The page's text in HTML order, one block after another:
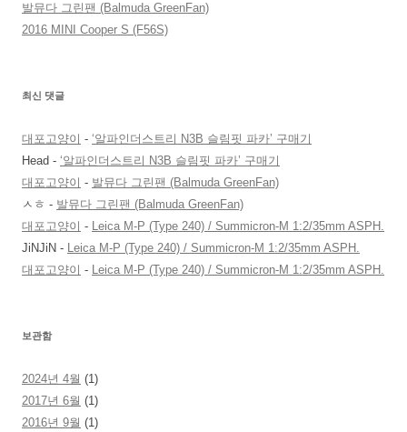
발뮤다 그린팬 (Balmuda GreenFan)
2016 MINI Cooper S (F56S)
최신 댓글
대포고양이 - ‘알파인더스트리 N3B 슬림핏 파카’ 구매기
Head - ‘알파인더스트리 N3B 슬림핏 파카’ 구매기
대포고양이 - 발뮤다 그린팬 (Balmuda GreenFan)
ㅅㅎ - 발뮤다 그린팬 (Balmuda GreenFan)
대포고양이 - Leica M-P (Type 240) / Summicron-M 1:2/35mm ASPH.
JiNJiN - Leica M-P (Type 240) / Summicron-M 1:2/35mm ASPH.
대포고양이 - Leica M-P (Type 240) / Summicron-M 1:2/35mm ASPH.
보관함
2024년 4월 (1)
2017년 6월 (1)
2016년 9월 (1)